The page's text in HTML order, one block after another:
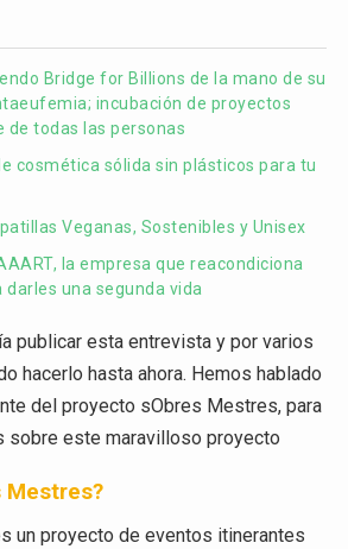
Bridge for Billions de la mano de su
incubación de proyectos
de todas las personas
cosmética sólida sin plásticos para tu
Veganas, Sostenibles y Unisex
la empresa que reacondiciona
una segunda vida
publicar esta entrevista y por varios
hacerlo hasta ahora. Hemos hablado
del proyecto sObres Mestres, para
sobre este maravilloso proyecto
Mestres?
un proyecto de eventos itinerantes